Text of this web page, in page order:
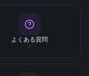
よくある質問